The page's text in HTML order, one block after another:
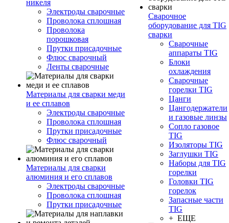
никеля
Электроды сварочные
Проволока сплошная
Проволока
порошковая
Прутки присадочные
Флюс сварочный
Ленты сварочные
Материалы для сварки меди
и ее сплавов
Электроды сварочные
Проволока сплошная
Прутки присадочные
Флюс сварочный
Материалы для сварки
алюминия и его сплавов
Электроды сварочные
Проволока сплошная
Прутки присадочные
Сварочное
оборудование для TIG
сварки
Сварочные
аппараты TIG
Блоки
охлаждения
Сварочные
горелки TIG
Цанги
Цангодержатели
и газовые линзы
Сопло газовое
TIG
Изоляторы TIG
Заглушки TIG
Наборы для TIG
горелки
Головки TIG
горелок
Запасные части
TIG
+ ЕЩЕ